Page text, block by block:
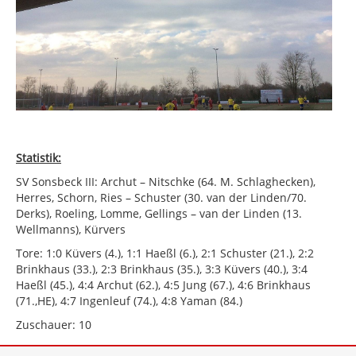
Statistik:
SV Sonsbeck III: Archut – Nitschke (64. M. Schlaghecken),
Herres, Schorn, Ries – Schuster (30. van der Linden/70.
Derks), Roeling, Lomme, Gellings – van der Linden (13.
Wellmanns), Kürvers
Tore: 1:0 Küvers (4.), 1:1 Haeßl (6.), 2:1 Schuster (21.), 2:2
Brinkhaus (33.), 2:3 Brinkhaus (35.), 3:3 Küvers (40.), 3:4
Haeßl (45.), 4:4 Archut (62.), 4:5 Jung (67.), 4:6 Brinkhaus
(71.,HE), 4:7 Ingenleuf (74.), 4:8 Yaman (84.)
Zuschauer: 10